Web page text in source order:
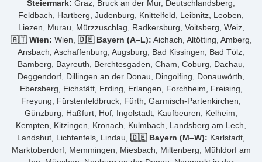
Steiermark: Graz, Bruck an der Mur, Deutschlandsberg,
Feldbach, Hartberg, Judenburg, Knittelfeld, Leibnitz, Leoben,
Liezen, Murau, Mürzzuschlag, Radkersburg, Voitsberg, Weiz,
🇦🇹 Wien: Wien, 🇩🇪 Bayern (A–L): Aichach, Altötting, Amberg,
Ansbach, Aschaffenburg, Augsburg, Bad Kissingen, Bad Tölz,
Bamberg, Bayreuth, Berchtesgaden, Cham, Coburg, Dachau,
Deggendorf, Dillingen an der Donau, Dingolfing, Donauwörth,
Ebersberg, Eichstätt, Erding, Erlangen, Forchheim, Freising,
Freyung, Fürstenfeldbruck, Fürth, Garmisch-Partenkirchen,
Günzburg, Haßfurt, Hof, Ingolstadt, Kaufbeuren, Kelheim,
Kempten, Kitzingen, Kronach, Kulmbach, Landsberg am Lech,
Landshut, Lichtenfels, Lindau, 🇩🇪 Bayern (M–W): Karlstadt,
Marktoberdorf, Memmingen, Miesbach, Miltenberg, Mühldorf am